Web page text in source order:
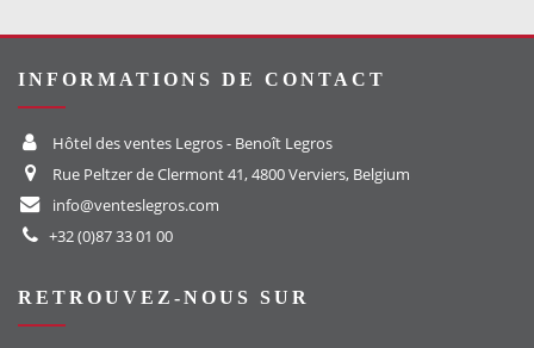
INFORMATIONS DE CONTACT
Hôtel des ventes Legros - Benoît Legros
Rue Peltzer de Clermont 41, 4800 Verviers, Belgium
info@venteslegros.com
+32 (0)87 33 01 00
RETROUVEZ-NOUS SUR